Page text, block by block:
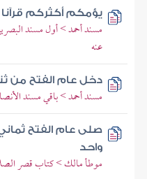
يؤمكم أكثركم قرآنا
مسند أحمد > أول مسند
عنه
دخل عام الفتح من
مسند أحمد > باقي مسند
صلى عام الفتح
واحد
موطأ مالك > كتاب قصر